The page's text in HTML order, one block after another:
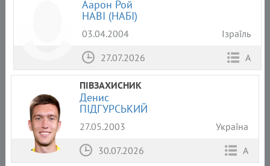
Аарон Рой
НАВІ (НАБІ)
03.04.2004
Ізраїль
27.07.2026
А
ПІВЗАХИСНИК
Денис
ПІДГУРСЬКИЙ
27.05.2003
Україна
30.07.2026
А